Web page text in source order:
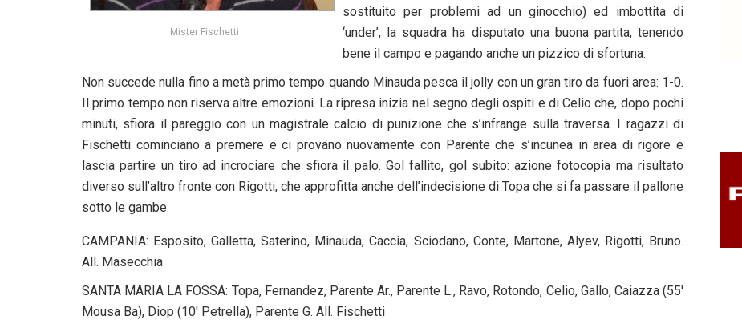
Mister Fischetti
sostituito per problemi ad un ginocchio) ed imbottita di
‘under’, la squadra ha disputato una buona partita, tenendo
bene il campo e pagando anche un pizzico di sfortuna.
Non succede nulla fino a metà primo tempo quando Minauda pesca il jolly con un gran tiro da fuori area: 1-0.
Il primo tempo non riserva altre emozioni. La ripresa inizia nel segno degli ospiti e di Celio che, dopo pochi
minuti, sfiora il pareggio con un magistrale calcio di punizione che s’infrange sulla traversa. I ragazzi di
Fischetti cominciano a premere e ci provano nuovamente con Parente che s’incunea in area di rigore e
lascia partire un tiro ad incrociare che sfiora il palo. Gol fallito, gol subito: azione fotocopia ma risultato
diverso sull’altro fronte con Rigotti, che approfitta anche dell’indecisione di Topa che si fa passare il pallone
sotto le gambe.
CAMPANIA: Esposito, Galletta, Saterino, Minauda, Caccia, Sciodano, Conte, Martone, Alyev, Rigotti, Bruno.
All. Masecchia
SANTA MARIA LA FOSSA: Topa, Fernandez, Parente Ar., Parente L., Ravo, Rotondo, Celio, Gallo, Caiazza (55′
Mousa Ba), Diop (10′ Petrella), Parente G. All. Fischetti